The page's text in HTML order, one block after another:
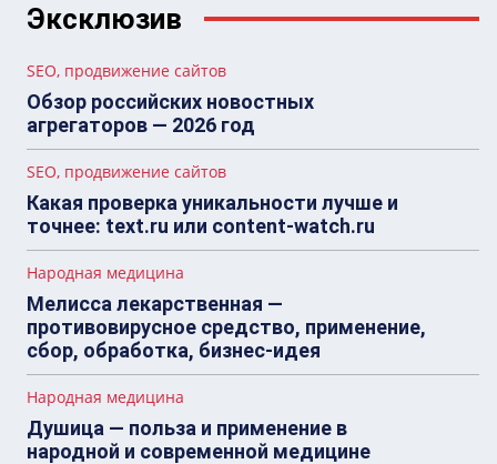
Эксклюзив
SEO, продвижение сайтов
Обзор российских новостных
агрегаторов — 2026 год
SEO, продвижение сайтов
Какая проверка уникальности лучше и
точнее: text.ru или content-watch.ru
Народная медицина
Мелисса лекарственная —
противовирусное средство, применение,
сбор, обработка, бизнес-идея
Народная медицина
Душица — польза и применение в
народной и современной медицине